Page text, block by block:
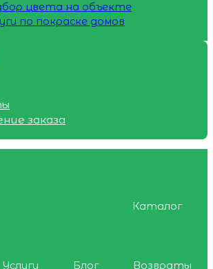
цвета на объекте
по покраске домов
заказа
Каталог
Услуги Блог
Возвраты